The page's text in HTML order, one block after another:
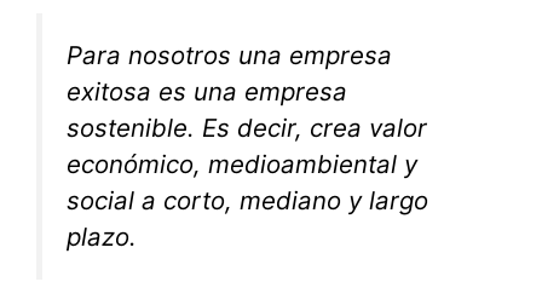
Para nosotros una empresa
exitosa es una empresa
sostenible. Es decir, crea valor
económico, medioambiental y
social a corto, mediano y largo
plazo.